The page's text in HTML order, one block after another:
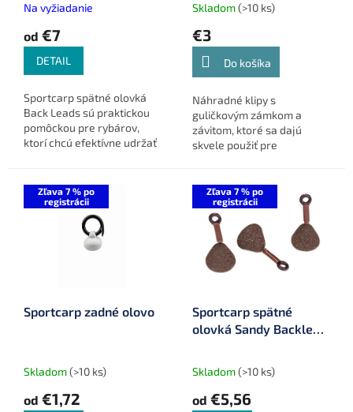
Na vyžiadanie
od €7
DETAIL
Sportcarp spätné olovká
Back Leads sú praktickou
pomôckou pre rybárov,
ktorí chcú efektívne udržať
plochému profilu lepšie
držia na...
Skladom(>10 ks)
€3
Do košíka
Náhradné klipy s
guličkovým zámkom a
závitom, ktoré sa dajú
skvele použiť pre
Zľava 7 % po
registrácii
Sportcarp zadné olovo
Skladom(>10 ks)
od €1,72
Zľava 7 % po
registrácii
Sportcarp spätné
olovká Sandy Backlead
Skladom(>10 ks)
od €5,56